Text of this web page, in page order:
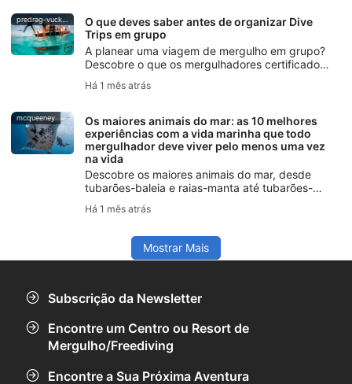
predrag-vuckovic
O que deves saber antes de organizar Dive
Trips em grupo
A planear uma viagem de mergulho em grupo?
Descobre o que os mergulhadores certificados
habilidade e logística até ao planeamento de
Há 1 mês atrás
mcqueeney
Os maiores animais do mar: as 10 melhores
experiências com a vida marinha que todo
mergulhador deve viver pelo menos uma vez
na vida
Descobre os maiores animais do mar, desde
tubarões-baleia e raias-manta até tubarões-
seguras e respeitosas com a vida marinha.
Há 1 mês atrás
Mostrar Mais
Subscrição da Newsletter
Encontre um Centro ou Resort de
Mergulho/Freediving
Encontre a Sua Próxima Aventura